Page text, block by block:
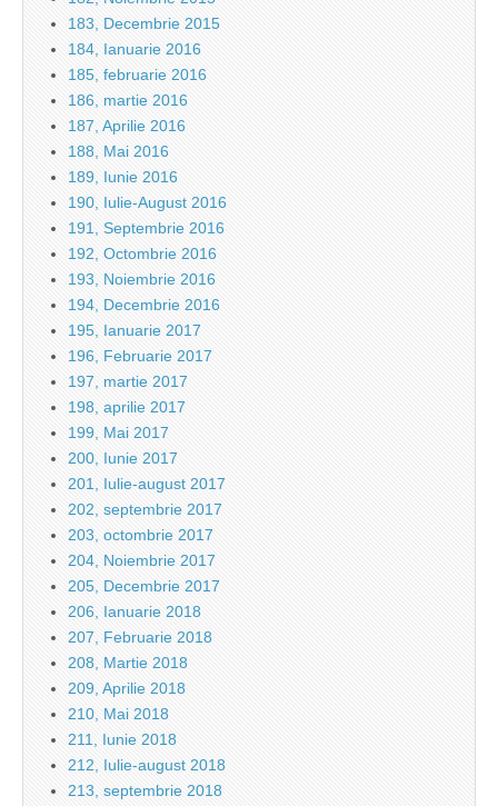
183, Decembrie 2015
184, Ianuarie 2016
185, februarie 2016
186, martie 2016
187, Aprilie 2016
188, Mai 2016
189, Iunie 2016
190, Iulie-August 2016
191, Septembrie 2016
192, Octombrie 2016
193, Noiembrie 2016
194, Decembrie 2016
195, Ianuarie 2017
196, Februarie 2017
197, martie 2017
198, aprilie 2017
199, Mai 2017
200, Iunie 2017
201, Iulie-august 2017
202, septembrie 2017
203, octombrie 2017
204, Noiembrie 2017
205, Decembrie 2017
206, Ianuarie 2018
207, Februarie 2018
208, Martie 2018
209, Aprilie 2018
210, Mai 2018
211, Iunie 2018
212, Iulie-august 2018
213, septembrie 2018